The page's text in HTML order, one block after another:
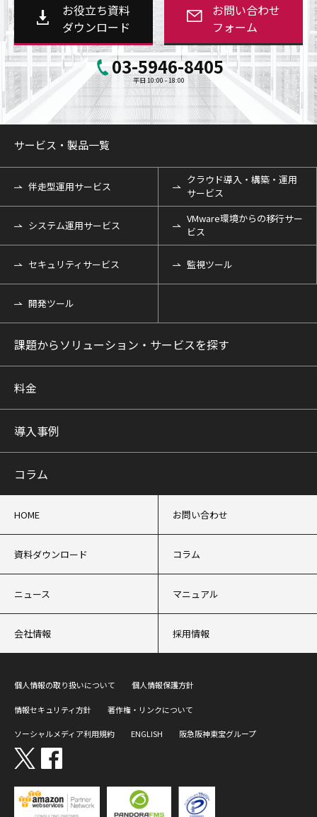
お役立ち資料
ダウンロード
お問い合わせ
フォーム
03-5946-8405
平日 10:00 - 18:00
サービス・製品一覧
伴走型運用サービス
クラウド導入・構築・運用
サービス
システム運用サービス
VMware環境からの移行サー
ビス
セキュリティサービス 監視ツール
開発ツール
課題からソリューション・サービスを探す
料金
導入事例
コラム
HOME お問い合わせ
資料ダウンロード コラム
ニュース マニュアル
会社情報 採用情報
個人情報の取り扱いについて 個人情報保護方針
情報セキュリティ方針 著作権・リンクについて
ソーシャルメディア利用規約 ENGLISH 阪急阪神東宝グループ